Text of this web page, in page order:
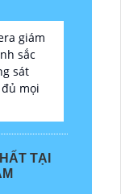
giám
sắc
sát
mọi
TẠI